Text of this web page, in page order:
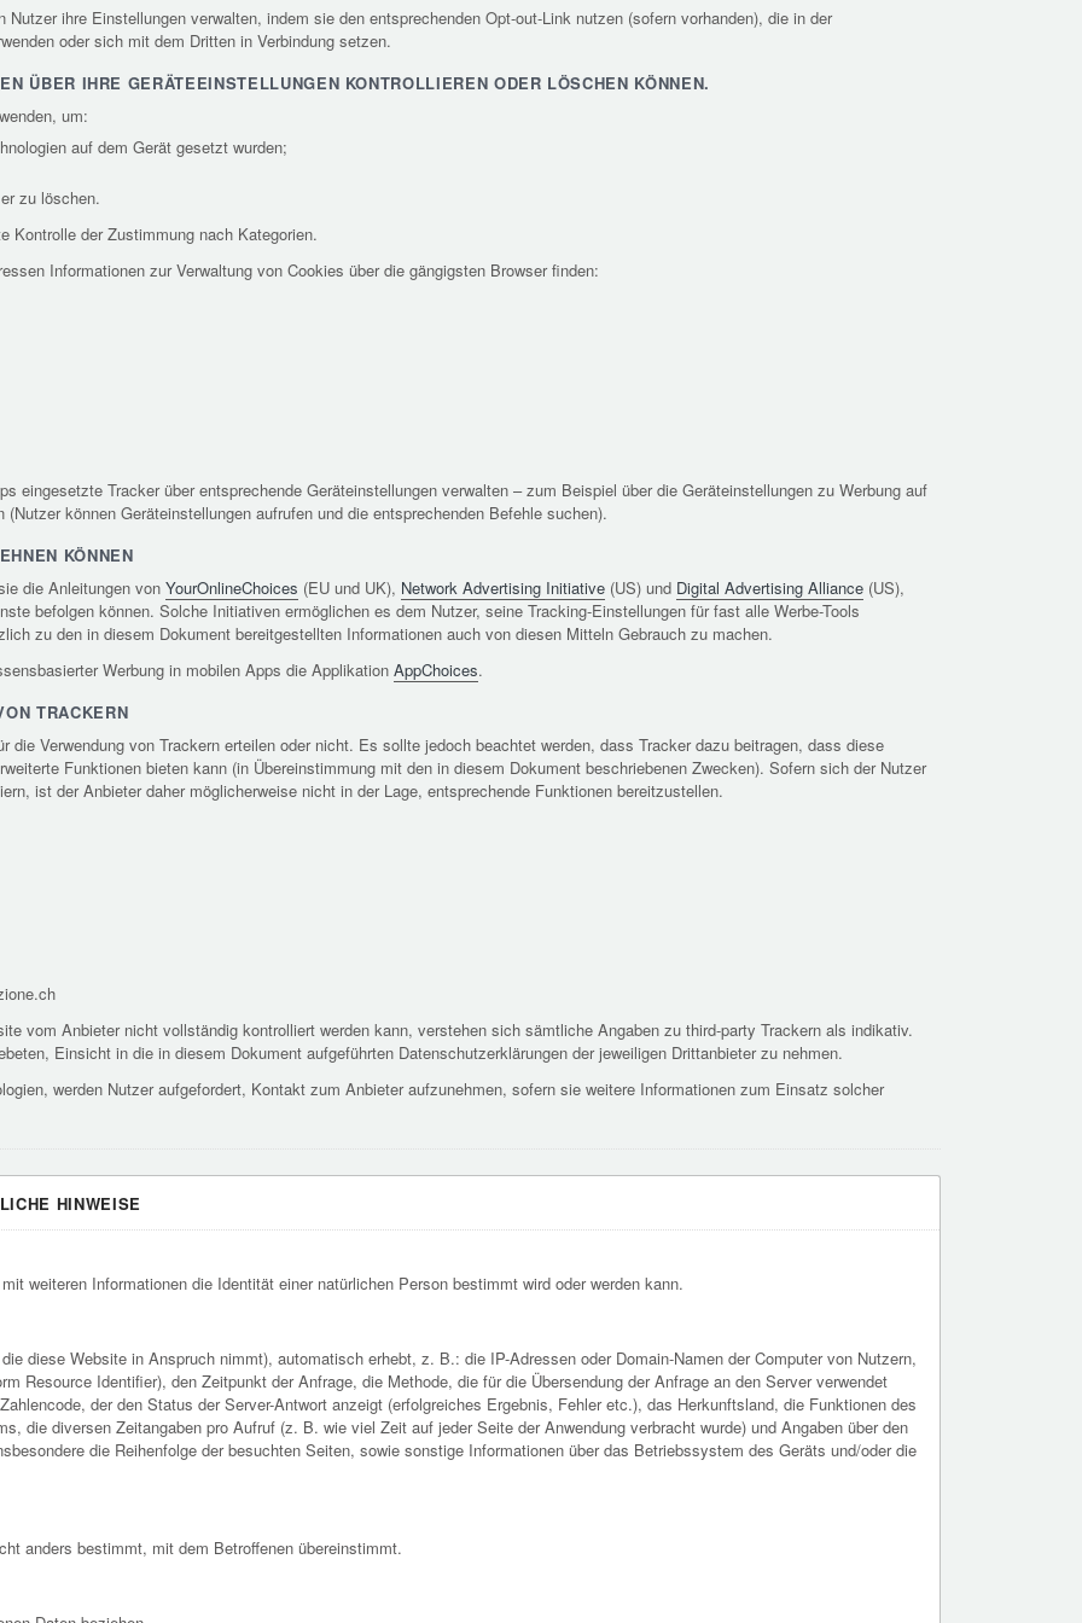
ihre Einstellungen verwalten, indem sie den entsprechenden Opt-out-Link nutzen (sofern vorhanden), die in der
oder sich mit dem Dritten in Verbindung setzen.
ÜBER IHRE GERÄTEEINSTELLUNGEN KONTROLLIEREN ODER LÖSCHEN KÖNNEN.
um:
auf dem Gerät gesetzt wurden;
zu löschen.
Kontrolle der Zustimmung nach Kategorien.
Informationen zur Verwaltung von Cookies über die gängigsten Browser finden:
eingesetzte Tracker über entsprechende Geräteinstellungen verwalten – zum Beispiel über die Geräteinstellungen zu Werbung auf
können Geräteinstellungen aufrufen und die entsprechenden Befehle suchen).
KÖNNEN
die Anleitungen von YourOnlineChoices (EU und UK), Network Advertising Initiative (US) und Digital Advertising Alliance (US),
befolgen können. Solche Initiativen ermöglichen es dem Nutzer, seine Tracking-Einstellungen für fast alle Werbe-Tools
zu den in diesem Dokument bereitgestellten Informationen auch von diesen Mitteln Gebrauch zu machen.
Werbung in mobilen Apps die Applikation AppChoices.
TRACKERN
Verwendung von Trackern erteilen oder nicht. Es sollte jedoch beachtet werden, dass Tracker dazu beitragen, dass diese
Funktionen bieten kann (in Übereinstimmung mit den in diesem Dokument beschriebenen Zwecken). Sofern sich der Nutzer
ist der Anbieter daher möglicherweise nicht in der Lage, entsprechende Funktionen bereitzustellen.
vom Anbieter nicht vollständig kontrolliert werden kann, verstehen sich sämtliche Angaben zu third-party Trackern als indikativ.
Einsicht in die in diesem Dokument aufgeführten Datenschutzerklärungen der jeweiligen Drittanbieter zu nehmen.
werden Nutzer aufgefordert, Kontakt zum Anbieter aufzunehmen, sofern sie weitere Informationen zum Einsatz solcher
HINWEISE
weiteren Informationen die Identität einer natürlichen Person bestimmt wird oder werden kann.
diese Website in Anspruch nimmt), automatisch erhebt, z. B.: die IP-Adressen oder Domain-Namen der Computer von Nutzern,
Resource Identifier), den Zeitpunkt der Anfrage, die Methode, die für die Übersendung der Anfrage an den Server verwendet
der den Status der Server-Antwort anzeigt (erfolgreiches Ergebnis, Fehler etc.), das Herkunftsland, die Funktionen des
die diversen Zeitangaben pro Aufruf (z. B. wie viel Zeit auf jeder Seite der Anwendung verbracht wurde) und Angaben über den
die Reihenfolge der besuchten Seiten, sowie sonstige Informationen über das Betriebssystem des Geräts und/oder die
anders bestimmt, mit dem Betroffenen übereinstimmt.